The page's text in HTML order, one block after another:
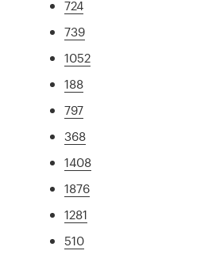
724
739
1052
188
797
368
1408
1876
1281
510